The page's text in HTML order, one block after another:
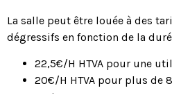
La salle peut être louée à des
dégressifs en fonction de la
22,5€/H HTVA pour une
20€/H HTVA pour plus de